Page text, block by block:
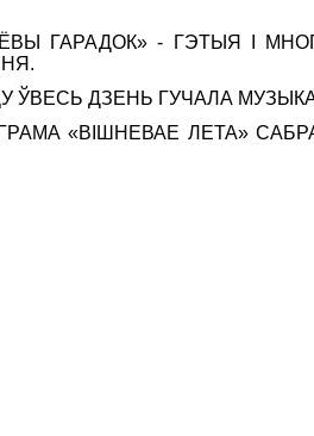
ГАРАДОК» - ГЭТЫЯ І
ЎВЕСЬ ДЗЕНЬ ГУЧАЛА
«ВІШНЕВАЕ ЛЕТА»